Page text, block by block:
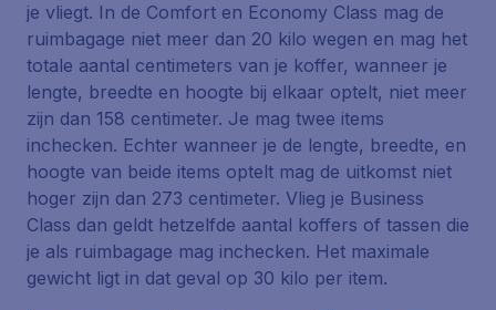
je vliegt. In de Comfort en Economy Class mag de
ruimbagage niet meer dan 20 kilo wegen en mag het
totale aantal centimeters van je koffer, wanneer je
lengte, breedte en hoogte bij elkaar optelt, niet meer
zijn dan 158 centimeter. Je mag twee items
inchecken. Echter wanneer je de lengte, breedte, en
hoogte van beide items optelt mag de uitkomst niet
hoger zijn dan 273 centimeter. Vlieg je Business
Class dan geldt hetzelfde aantal koffers of tassen die
je als ruimbagage mag inchecken. Het maximale
gewicht ligt in dat geval op 30 kilo per item.